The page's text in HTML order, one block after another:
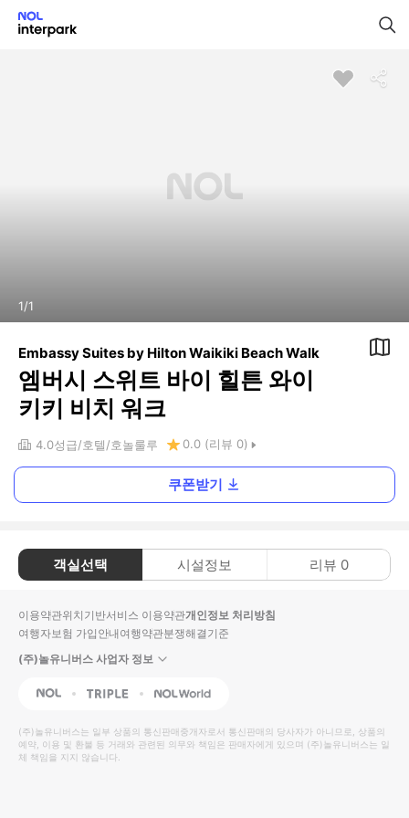
1/1
Embassy Suites by Hilton Waikiki Beach Walk
엠버시 스위트 바이 힐튼 와이
키키 비치 워크
4.0성급 호텔 호놀룰루 0.0 (리뷰 0)
쿠폰받기
객실선택 시설정보 리뷰 0
이용약관위치기반서비스 이용약관개인정보 처리방침
여행자보험 가입안내여행약관분쟁해결기준
(주)놀유니버스 사업자 정보
NOL Triple Interpark Global
(주)놀유니버스는 일부 상품의 통신판매중개자로서 통신판매의 당사자가 아니므로, 상품의
예약, 이용 및 환불 등 거래와 관련된 의무와 책임은 판매자에게 있으며 (주)놀유니버스는 일
체 책임을 지지 않습니다.